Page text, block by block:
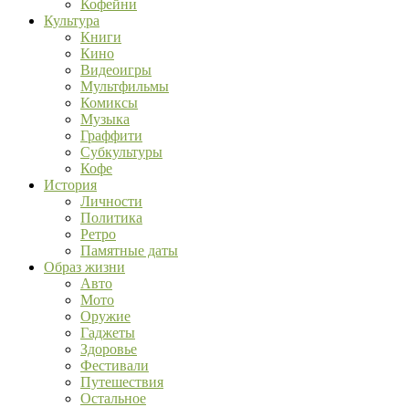
Кофейни
Культура
Книги
Кино
Видеоигры
Мультфильмы
Комиксы
Музыка
Граффити
Субкультуры
Кофе
История
Личности
Политика
Ретро
Памятные даты
Образ жизни
Авто
Мото
Оружие
Гаджеты
Здоровье
Фестивали
Путешествия
Остальное